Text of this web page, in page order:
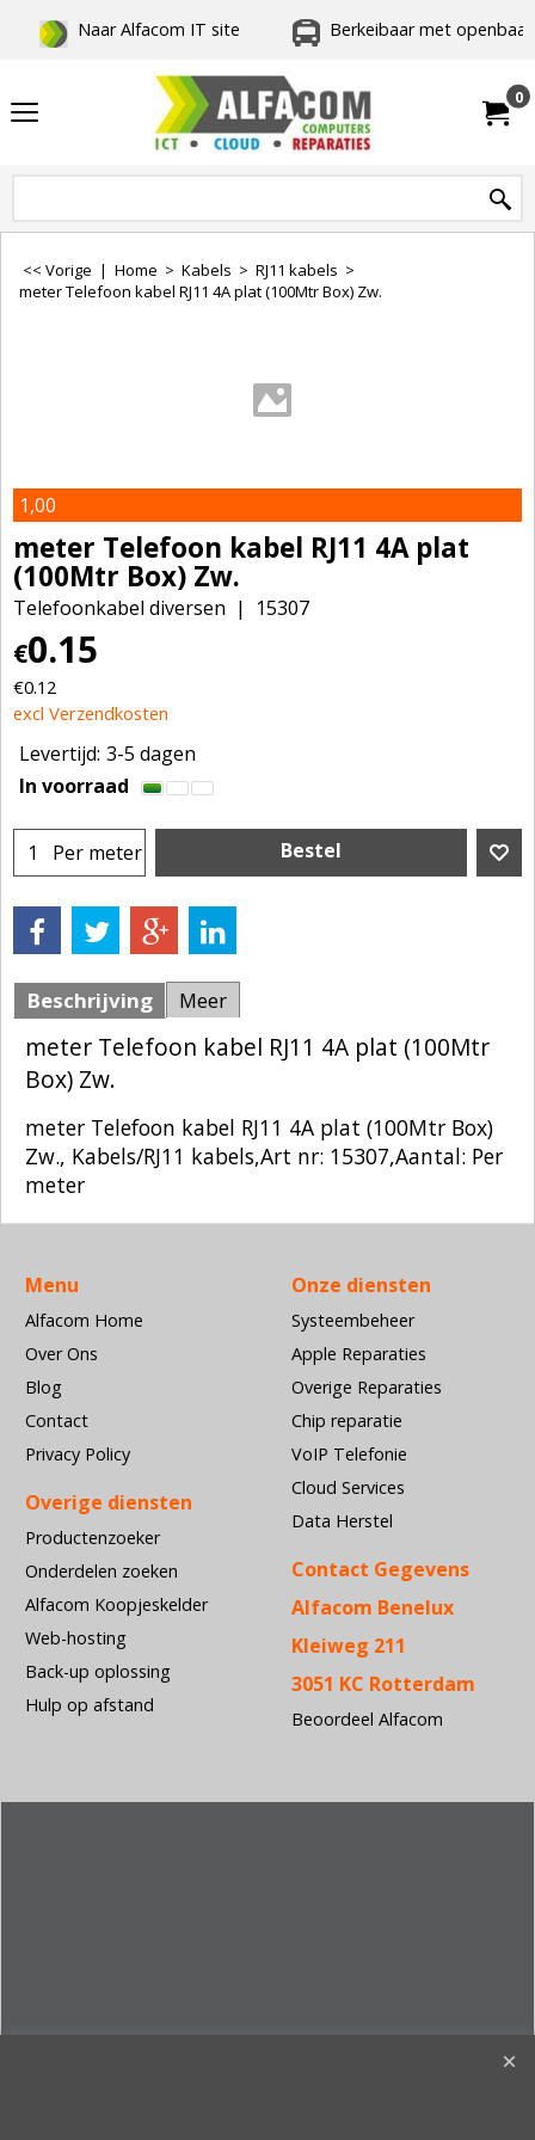
Naar Alfacom IT site Berkeibaar met
0
<< Vorige | Home > Kabels > RJ11 kabels >
meter Telefoon kabel RJ11 4A plat (100Mtr Box) Zw.
1,00
meter Telefoon kabel RJ11 4A plat
(100Mtr Box) Zw.
Telefoonkabel diversen 15307
€0.15
€0.12
excl Verzendkosten
Levertijd: 3-5 dagen
In voorraad
Per meter Bestel
Beschrijving Meer
meter Telefoon kabel RJ11 4A plat (100Mtr
Box) Zw.
meter Telefoon kabel RJ11 4A plat (100Mtr Box)
Zw., Kabels/RJ11 kabels,Art nr: 15307,Aantal: Per
meter
Menu
Alfacom Home
Over Ons
Blog
Contact
Privacy Policy
Onze diensten
Systeembeheer
Apple Reparaties
Overige Reparaties
Chip reparatie
VoIP Telefonie
Cloud Services
Data Herstel
Overige diensten
Productenzoeker
Onderdelen zoeken
Alfacom Koopjeskelder
Web-hosting
Back-up oplossing
Hulp op afstand
Contact Gegevens
Alfacom Benelux
Kleiweg 211
3051 KC Rotterdam
Beoordeel Alfacom